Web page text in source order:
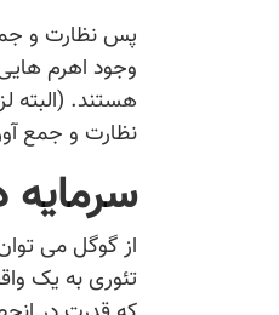
پس نظارت و
وجود اهرم
هستند. (البته
نظارت و جمع
سرمایه
از گوگل می
تئوری به یک